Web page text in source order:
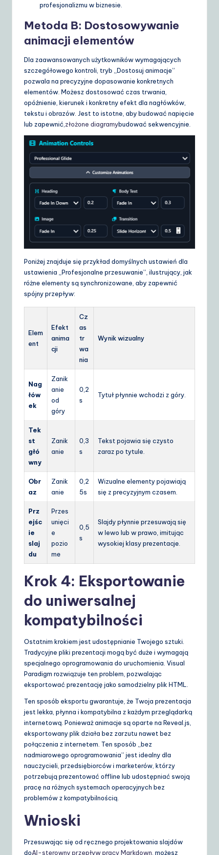
profesjonalizmu w biznesie.
Metoda B: Dostosowywanie
animacji elementów
Dla zaawansowanych użytkowników wymagających
szczegółowego kontroli, tryb „Dostosuj animacje”
pozwala na precyzyjne dopasowanie konkretnych
elementów. Możesz dostosować czas trwania,
opóźnienie, kierunek i konkretny efekt dla nagłówków,
tekstu i obrazów. Jest to istotne, aby budować napięcie
lub zapewnić, złożone diagramybudować sekwencyjnie.
Poniżej znajduje się przykład domyślnych ustawień dla
ustawienia „Profesjonalne przesuwanie”, ilustrujący, jak
różne elementy są synchronizowane, aby zapewnić
spójny przepływ:
Elem
ent
Efekt
anima
cji
Cz
as
tr
wa
nia
Wynik wizualny
Nag
łów
ek
Zanik
anie
od
góry
0,2
s
Tytuł płynnie wchodzi z góry.
Tek
st
głó
wny
Zanik
anie
0,3
s
Tekst pojawia się czysto
zaraz po tytule.
Obr
az
Zanik
anie
0,2
5s
Wizualne elementy pojawiają
się z precyzyjnym czasem.
Prz
ejśc
ie
slaj
du
Przes
unięci
e
pozio
me
0,5
s
Slajdy płynnie przesuwają się
w lewo lub w prawo, imitując
wysokiej klasy prezentacje.
Krok 4: Eksportowanie
do uniwersalnej
kompatybilności
Ostatnim krokiem jest udostępnianie Twojego sztuki.
Tradycyjne pliki prezentacji mogą być duże i wymagają
specjalnego oprogramowania do uruchomienia. Visual
Paradigm rozwiązuje ten problem, pozwalając
eksportować prezentację jako samodzielny plik HTML.
Ten sposób eksportu gwarantuje, że Twoja prezentacja
jest lekka, płynna i kompatybilna z każdym przeglądarką
internetową. Ponieważ animacje są oparte na Reveal.js,
eksportowany plik działa bez zarzutu nawet bez
połączenia z internetem. Ten sposób „bez
nadmiarowego oprogramowania” jest idealny dla
nauczycieli, przedsiębiorców i marketerów, którzy
potrzebują prezentować offline lub udostępniać swoją
pracę na różnych systemach operacyjnych bez
problemów z kompatybilnością.
Wnioski
Przesuwając się od ręcznego projektowania slajdów
doAI-sterowny przepływ pracy Markdown, możesz